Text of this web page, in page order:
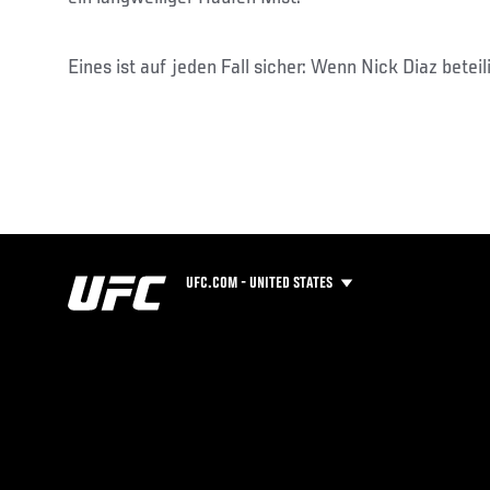
Eines ist auf jeden Fall sicher: Wenn Nick Diaz
UFC.COM - UNITED STATES